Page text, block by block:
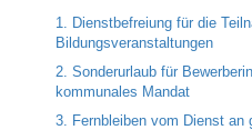
1. Dienstbefreiung für die
Bildungsveranstaltungen
2. Sonderurlaub für
kommunales Mandat
3. Fernbleiben vom Dienst an